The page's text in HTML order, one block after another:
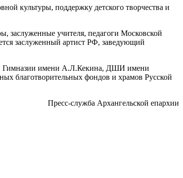
культуры, поддержку детского творчества и
заслуженные учителя, педагоги Московской
заслуженный артист РФ, заведующий
Гимназии имени А.Л.Кекина, ДШИ имени
благотворительных фондов и храмов Русской
Пресс-служба Архангельской епархии